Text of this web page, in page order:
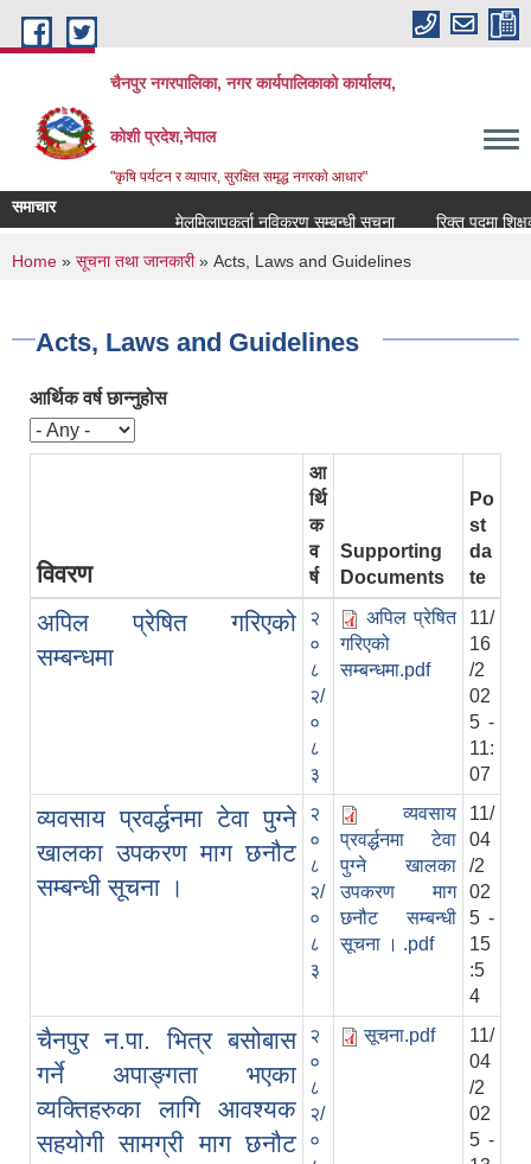
Skip to main content
चैनपुर नगरपालिका, नगर कार्यपालिकाको कार्यालय,
कोशी प्रदेश,नेपाल
"कृषि पर्यटन र व्यापार, सुरक्षित समृद्ध नगरकाे आधार"
समाचार
मेलमिलापकर्ता नविकरण सम्बन्धी सूचना
रिक्त पदमा शिक्षक
You are here
Home » सूचना तथा जानकारी» Acts, Laws and Guidelines
Acts, Laws and Guidelines
आर्थिक वर्ष छान्नुहोस
विवरण
आ
र्थि
क
व
र्ष
Supporting
Documents
Po
st
da
te
अपिल प्रेषित गरिएको
सम्बन्धमा
२
०
८
२/
०
८
३
अपिल प्रेषित
गरिएको
सम्बन्धमा.pdf
11/
16
/2
02
5 -
11:
07
व्यवसाय प्रवर्द्धनमा टेवा पुग्ने
खालका उपकरण माग छनौट
सम्बन्धी सूचना ।
२
०
८
२/
०
८
३
व्यवसाय
प्रवर्द्धनमा टेवा
पुग्ने खालका
उपकरण माग
छनौट सम्बन्धी
सूचना । .pdf
11/
04
/2
02
5 -
15
:5
4
चैनपुर न.पा. भित्र बसोबास
गर्ने अपाङ्गता भएका
व्यक्तिहरुका लागि आवश्यक
सहयोगी सामग्री माग छनौट
२
०
८
२/
०
सूचना.pdf
11/
04
/2
02
5 -